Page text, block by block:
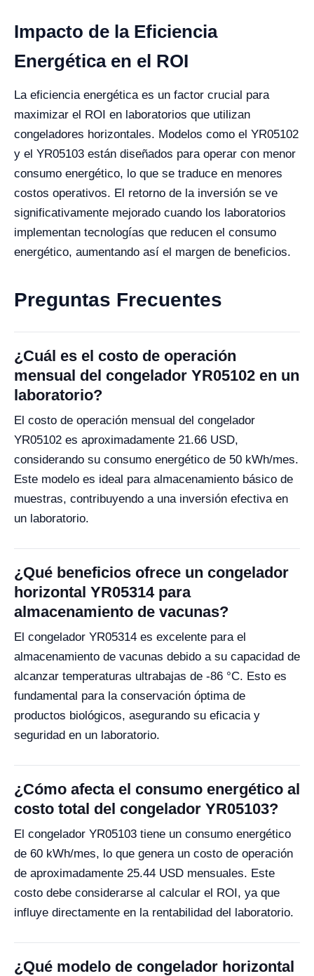
Impacto de la Eficiencia
Energética en el ROI
La eficiencia energética es un factor crucial para
maximizar el ROI en laboratorios que utilizan
congeladores horizontales. Modelos como el YR05102
y el YR05103 están diseñados para operar con menor
consumo energético, lo que se traduce en menores
costos operativos. El retorno de la inversión se ve
significativamente mejorado cuando los laboratorios
implementan tecnologías que reducen el consumo
energético, aumentando así el margen de beneficios.
Preguntas Frecuentes
¿Cuál es el costo de operación
mensual del congelador YR05102 en un
laboratorio?
El costo de operación mensual del congelador
YR05102 es aproximadamente 21.66 USD,
considerando su consumo energético de 50 kWh/mes.
Este modelo es ideal para almacenamiento básico de
muestras, contribuyendo a una inversión efectiva en
un laboratorio.
¿Qué beneficios ofrece un congelador
horizontal YR05314 para
almacenamiento de vacunas?
El congelador YR05314 es excelente para el
almacenamiento de vacunas debido a su capacidad de
alcanzar temperaturas ultrabajas de -86 °C. Esto es
fundamental para la conservación óptima de
productos biológicos, asegurando su eficacia y
seguridad en un laboratorio.
¿Cómo afecta el consumo energético al
costo total del congelador YR05103?
El congelador YR05103 tiene un consumo energético
de 60 kWh/mes, lo que genera un costo de operación
de aproximadamente 25.44 USD mensuales. Este
costo debe considerarse al calcular el ROI, ya que
influye directamente en la rentabilidad del laboratorio.
¿Qué modelo de congelador horizontal